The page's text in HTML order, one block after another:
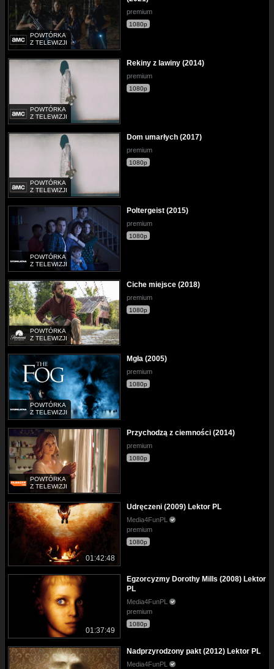
POWTÓRKA
Z TELEWIZJI
premium
1080p
POWTÓRKA
Z TELEWIZJI
Rekiny z lawiny (2014)
premium
1080p
POWTÓRKA
Z TELEWIZJI
Dom umarłych (2017)
premium
1080p
POWTÓRKA
Z TELEWIZJI
Poltergeist (2015)
premium
1080p
POWTÓRKA
Z TELEWIZJI
Ciche miejsce (2018)
premium
1080p
POWTÓRKA
Z TELEWIZJI
Mgła (2005)
premium
1080p
POWTÓRKA
Z TELEWIZJI
Przychodzą z ciemności (2014)
premium
1080p
01:42:48
Udręczeni (2009) Lektor PL
Media4FunPL
premium
1080p
01:37:49
Egzorcyzmy Dorothy Mills (2008) Lektor
PL
Media4FunPL
premium
1080p
Nadprzyrodzony pakt (2012) Lektor PL
Media4FunPL